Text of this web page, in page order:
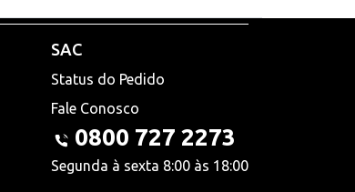
SAC
Status do Pedido
Fale Conosco
0800 727 2273
Segunda à sexta 8:00 às 18:00